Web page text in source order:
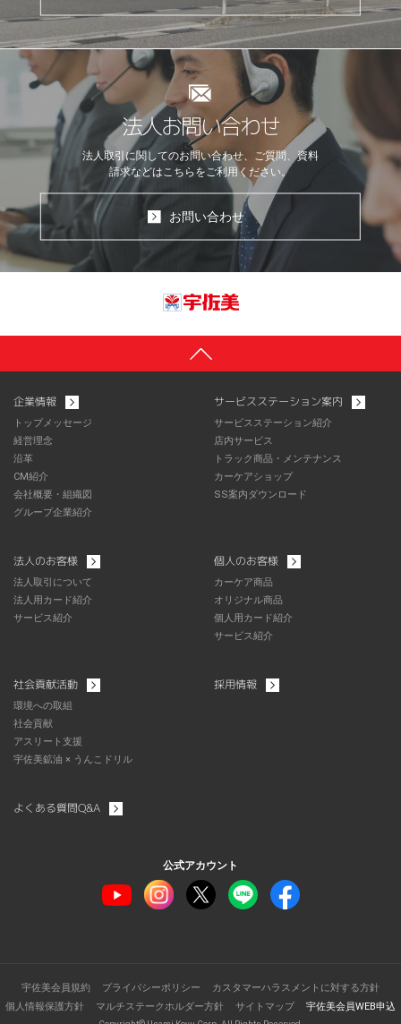
法人お問い合わせ
法人取引に関してのお問い合わせ、ご質問、資料
請求などはこちらをご利用ください。
お問い合わせ
企業情報
トップメッセージ
経営理念
沿革
CM紹介
会社概要・組織図
グループ企業紹介
サービスステーション案内
サービスステーション紹介
店内サービス
トラック商品・メンテナンス
カーケアショップ
SS案内ダウンロード
法人のお客様
法人取引について
法人用カード紹介
サービス紹介
個人のお客様
カーケア商品
オリジナル商品
個人用カード紹介
サービス紹介
社会貢献活動
環境への取組
社会貢献
アスリート支援
宇佐美鉱油 × うんこドリル
採用情報
よくある質問Q&A
公式アカウント
宇佐美会員規約 プライバシーポリシー
カスタマーハラスメントに対する方針
個人情報保護方針
マルチステークホルダー方針 サイトマップ 宇佐美会員WEB申込